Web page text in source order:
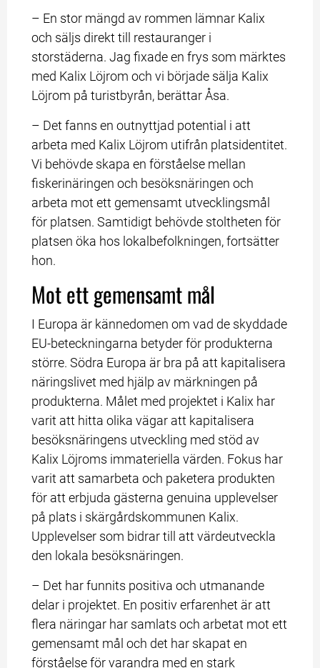
– En stor mängd av rommen lämnar Kalix
och säljs direkt till restauranger i
storstäderna. Jag fixade en frys som märktes
med Kalix Löjrom och vi började sälja Kalix
Löjrom på turistbyrån, berättar Åsa.
– Det fanns en outnyttjad potential i att
arbeta med Kalix Löjrom utifrån platsidentitet.
Vi behövde skapa en förståelse mellan
fiskerinäringen och besöksnäringen och
arbeta mot ett gemensamt utvecklingsmål
för platsen. Samtidigt behövde stoltheten för
platsen öka hos lokalbefolkningen, fortsätter
hon.
Mot ett gemensamt mål
I Europa är kännedomen om vad de skyddade
EU-beteckningarna betyder för produkterna
större. Södra Europa är bra på att kapitalisera
näringslivet med hjälp av märkningen på
produkterna. Målet med projektet i Kalix har
varit att hitta olika vägar att kapitalisera
besöksnäringens utveckling med stöd av
Kalix Löjroms immateriella värden. Fokus har
varit att samarbeta och paketera produkten
för att erbjuda gästerna genuina upplevelser
på plats i skärgårdskommunen Kalix.
Upplevelser som bidrar till att värdeutveckla
den lokala besöksnäringen.
– Det har funnits positiva och utmanande
delar i projektet. En positiv erfarenhet är att
flera näringar har samlats och arbetat mot ett
gemensamt mål och det har skapat en
förståelse för varandra med en stark